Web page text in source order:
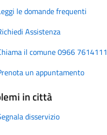
le domande frequenti
Assistenza
il comune 0966 7614111
un appuntamento
in città
disservizio